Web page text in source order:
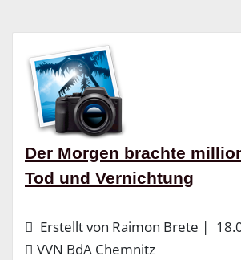
Der Morgen brachte
Tod und Vernichtung
Erstellt von Raimon Brete |
VVN BdA Chemnitz